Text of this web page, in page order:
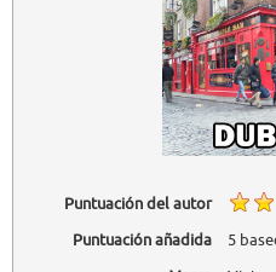
Puntuación del autor
Puntuación añadida
5